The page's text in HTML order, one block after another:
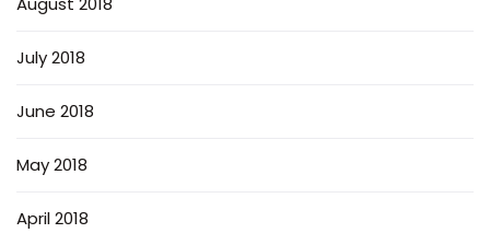
July 2018
June 2018
May 2018
April 2018